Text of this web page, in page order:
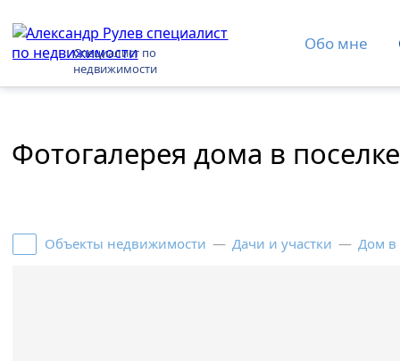
Специалист по
недвижимости
Обо мне
Фотогалерея дома в
Объекты недвижимости — Дачи и участки — Дом в